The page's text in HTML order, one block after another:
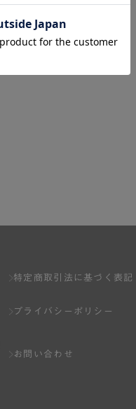
特定商取引法に基づく表記
プライバシーポリシー
お問い合わせ